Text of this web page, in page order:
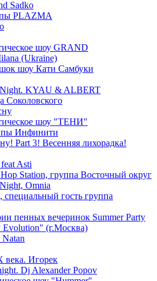
Sadko
PLAZMA
шоу GRAND
(Ukraine)
шоу Кати Самбуки
Night. KYAU & ALBERT
Соколовского
шоу "ТЕНИ"
Инфинити
Part 3! Весенняя лихорадка!
Asti
Station, группа Восточный округ
Omnia
гость группа
пенных вечеринок Summer Party
(г.Москва)
века. Игорек
Dj Alexander Popov